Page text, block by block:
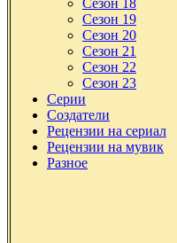
Сезон 18
Сезон 19
Сезон 20
Сезон 21
Сезон 22
Сезон 23
Серии
Создатели
Рецензии на сериал
Рецензии на мувик
Разное